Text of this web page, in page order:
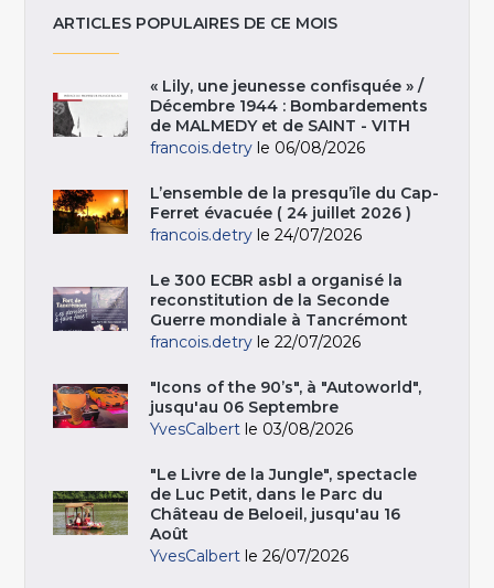
ARTICLES POPULAIRES DE CE MOIS
« Lily, une jeunesse confisquée » /
Décembre 1944 : Bombardements
de MALMEDY et de SAINT - VITH
francois.detry le 06/08/2026
L’ensemble de la presqu’île du Cap-
Ferret évacuée ( 24 juillet 2026 )
francois.detry le 24/07/2026
Le 300 ECBR asbl a organisé la
reconstitution de la Seconde
Guerre mondiale à Tancrémont
francois.detry le 22/07/2026
"Icons of the 90’s", à "Autoworld",
jusqu'au 06 Septembre
YvesCalbert le 03/08/2026
"Le Livre de la Jungle", spectacle
de Luc Petit, dans le Parc du
Château de Beloeil, jusqu'au 16
Août
YvesCalbert le 26/07/2026